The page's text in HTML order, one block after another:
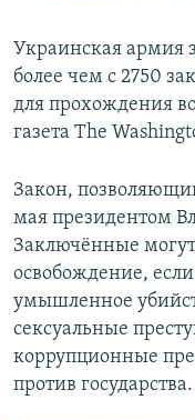
Все сайты РСЕ/РС
Украинская армия
более чем с 2750
для прохождения
газета The
Закон,
мая президентом
Заключённые
освобождение,
умышленное
сексуальные
коррупционные
против государства.